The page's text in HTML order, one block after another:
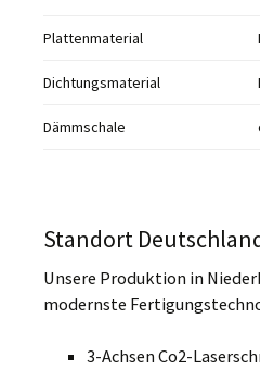
Plattenmaterial
Dichtungsmaterial
Dämmschale
Standort
Unsere Produktion in
modernste
3-Achsen Co2-